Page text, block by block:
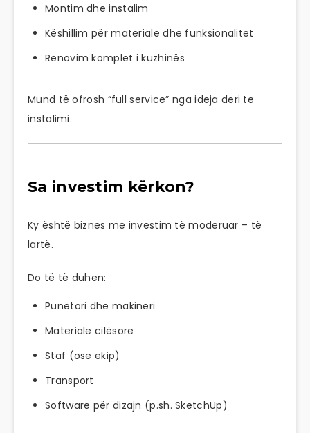
Montim dhe instalim
Këshillim për materiale dhe funksionalitet
Renovim komplet i kuzhinës
Mund të ofrosh “full service” nga ideja deri te
instalimi.
Sa investim kërkon?
Ky është biznes me investim të moderuar – të
lartë.
Do të të duhen:
Punëtori dhe makineri
Materiale cilësore
Staf (ose ekip)
Transport
Software për dizajn (p.sh. SketchUp)